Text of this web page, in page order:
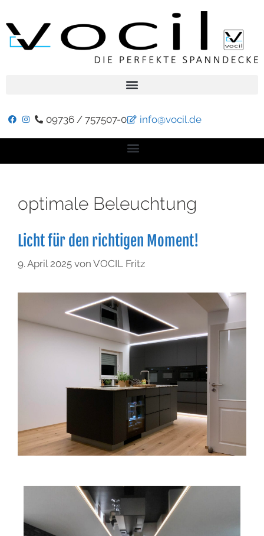
09736 / 757507-0 info@vocil.de
optimale Beleuchtung
Licht für den richtigen Moment!
9. April 2025 von VOCIL Fritz